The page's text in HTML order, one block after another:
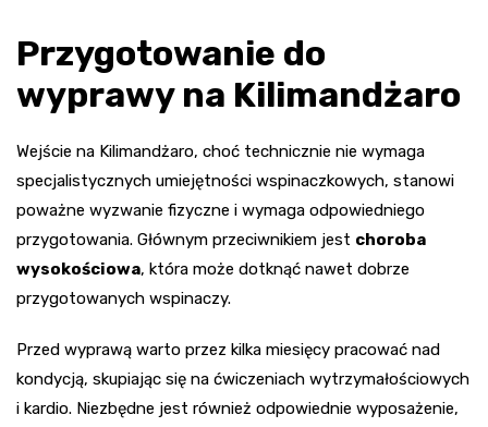
Przygotowanie do
wyprawy na Kilimandżaro
Wejście na Kilimandżaro, choć technicznie nie wymaga
specjalistycznych umiejętności wspinaczkowych, stanowi
poważne wyzwanie fizyczne i wymaga odpowiedniego
przygotowania. Głównym przeciwnikiem jest choroba
wysokościowa, która może dotknąć nawet dobrze
przygotowanych wspinaczy.
Przed wyprawą warto przez kilka miesięcy pracować nad
kondycją, skupiając się na ćwiczeniach wytrzymałościowych
i kardio. Niezbędne jest również odpowiednie wyposażenie,